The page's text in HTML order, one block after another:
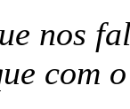
nos
com